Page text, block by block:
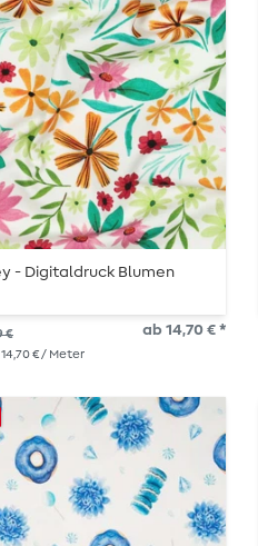
- Digitaldruck Blumen
€ ab 14,70 € *
| 14,70 € / Meter